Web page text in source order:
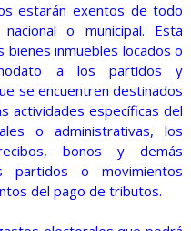
estarán exentos de todo
o municipal. Esta
bienes inmuebles locados o
a los partidos y
se encuentren destinados
actividades específicas del
o administrativas, los
bonos y demás
partidos o movimientos
del pago de tributos.